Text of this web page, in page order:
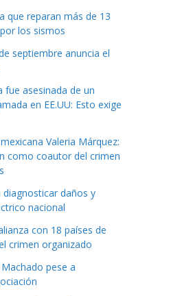
que reparan más de 13
los sismos
septiembre anuncia el
fue asesinada de un
en EE.UU: Esto exige
Valeria Márquez:
como coautor del crimen
daños y
nacional
con 18 países de
crimen organizado
pese a